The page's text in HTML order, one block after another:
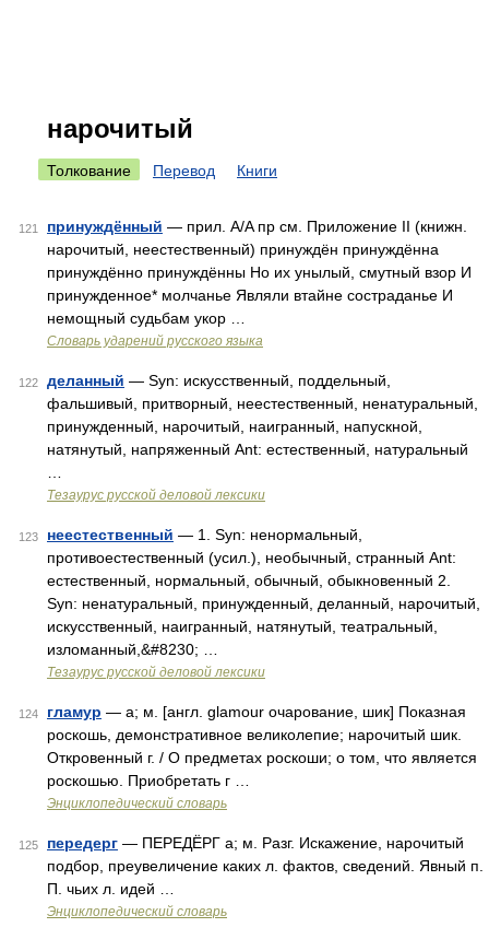
нарочитый
Толкование Перевод Книги
121 принуждённый — прил. A/A пр см. Приложение II (книжн.
нарочитый, неестественный) принуждён принуждённа
принуждённо принуждённы Но их унылый, смутный взор И
принужденное* молчанье Являли втайне состраданье И
немощный судьбам укор …
Словарь ударений русского языка
122 деланный — Syn: искусственный, поддельный,
фальшивый, притворный, неестественный, ненатуральный,
принужденный, нарочитый, наигранный, напускной,
натянутый, напряженный Ant: естественный, натуральный
Тезаурус русской деловой лексики
123 неестественный — 1. Syn: ненормальный,
противоестественный (усил.), необычный, странный Ant:
естественный, нормальный, обычный, обыкновенный 2.
Syn: ненатуральный, принужденный, деланный, нарочитый,
искусственный, наигранный, натянутый, театральный,
изломанный,&#8230; …
Тезаурус русской деловой лексики
124 гламур — а; м. [англ. glamour очарование, шик] Показная
роскошь, демонстративное великолепие; нарочитый шик.
Откровенный г. / О предметах роскоши; о том, что является
роскошью. Приобретать г …
Энциклопедический словарь
125 передерг — ПЕРЕДЁРГ а; м. Разг. Искажение, нарочитый
подбор, преувеличение каких л. фактов, сведений. Явный п.
П. чьих л. идей …
Энциклопедический словарь